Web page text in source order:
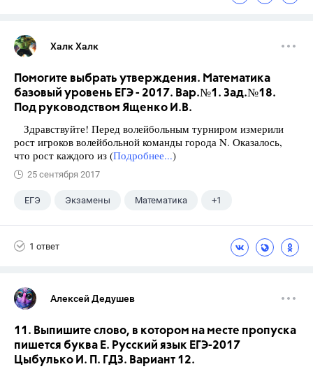
Халк Халк
Помогите выбрать утверждения. Математика
базовый уровень ЕГЭ - 2017. Вар.№1. Зад.№18.
Под руководством Ященко И.В.
Здравствуйте! Перед волейбольным турниром измерили
рост игроков волейбольной команды города N. Оказалось,
что рост каждого из (Подробнее...)
25 сентября 2017
ЕГЭ Экзамены Математика +1
1 ответ
Алексей Дедушев
11. Выпишите слово, в котором на месте пропуска
пишется буква Е. Русский язык ЕГЭ-2017
Цыбулько И. П. ГДЗ. Вариант 12.